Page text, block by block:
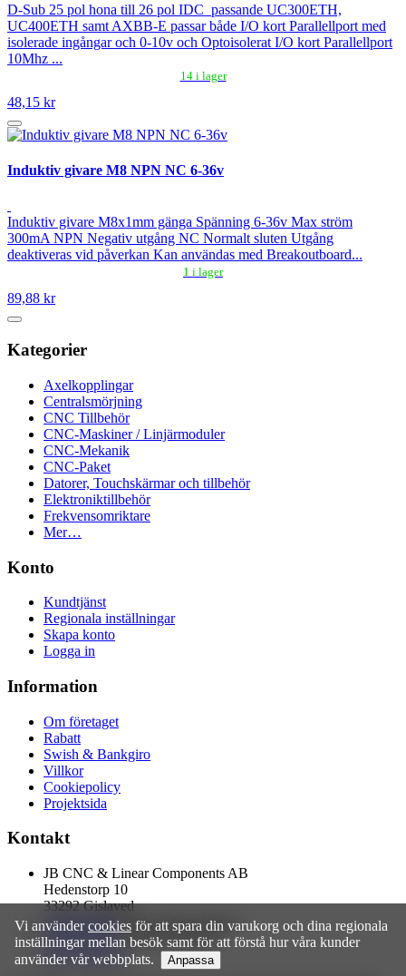
D-Sub 25 pol hona till 26 pol IDC passande UC300ETH,
UC400ETH samt AXBB-E passar både I/O kort Parallellport med
isolerade ingångar och 0-10v och Optoisolerat I/O kort Parallellport
10Mhz ...
14 i lager
48,15 kr
Induktiv givare M8 NPN NC 6-36v
Induktiv givare M8x1mm gänga Spänning 6-36v Max ström
300mA NPN Negativ utgång NC Normalt sluten Utgång
deaktiveras vid påverkan Kan användas med Breakoutboard...
1 i lager
89,88 kr
Vi användercookies för att spara din varukorg och dina regionala
inställningar mellan besök samt för att förstå hur våra kunder
använder vår webbplats.
Anpassa
Kategorier
Axelkopplingar
Centralsmörjning
CNC Tillbehör
CNC-Maskiner / Linjärmoduler
CNC-Mekanik
CNC-Paket
Datorer, Touchskärmar och tillbehör
Elektroniktillbehör
Frekvensomriktare
Mer…
Konto
Kundtjänst
Regionala inställningar
Skapa konto
Logga in
Information
Om företaget
Rabatt
Swish & Bankgiro
Villkor
Cookiepolicy
Projektsida
Kontakt
JB CNC & Linear Components AB
Hedenstorp 10
33292 Gislaved
0760396596(Order/fakturafrågor)
0705275289(Tekniska frågor)
info@jbcnc.se